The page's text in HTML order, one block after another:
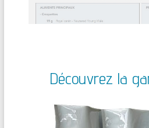
Découvrez la